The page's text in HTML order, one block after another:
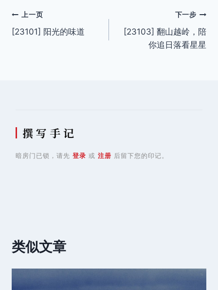
文
章
上一页
[23101] 阳光的味道
下一步
[23103] 翻山越岭，陪
你追日落看星星
撰 写 手 记
暗房门已锁，请先 登录 或 注册 后留下您的印记。
类似文章